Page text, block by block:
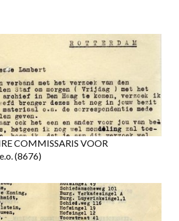
COMMISSARIS VOOR
(8676)